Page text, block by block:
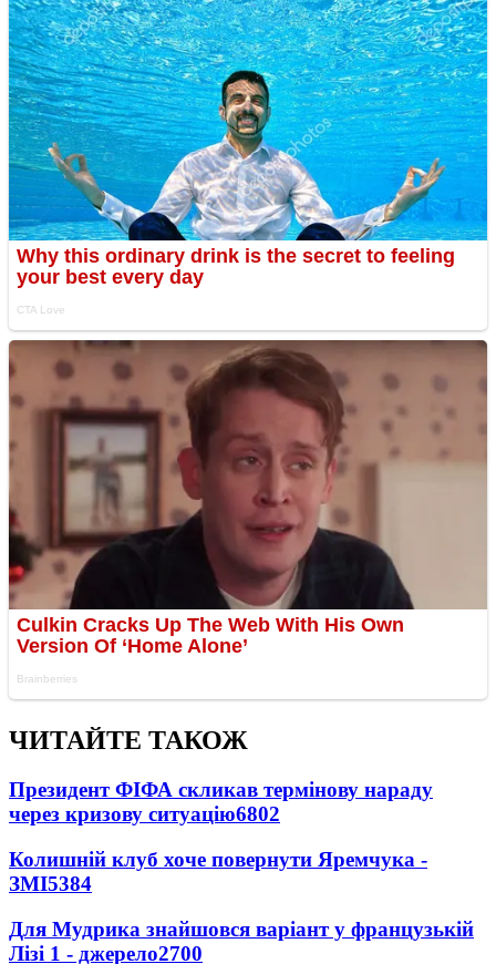
ЧИТАЙТЕ ТАКОЖ
Президент ФІФА скликав термінову нараду
через кризову ситуацію6802
Колишній клуб хоче повернути Яремчука -
ЗМІ5384
Для Мудрика знайшовся варіант у французькій
Лізі 1 - джерело2700